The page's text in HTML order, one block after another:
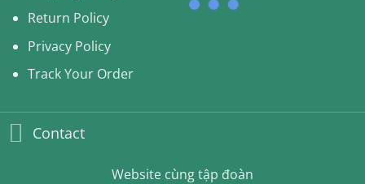
Return Policy
Privacy Policy
Track Your Order
Contact
Website cùng tập đoàn